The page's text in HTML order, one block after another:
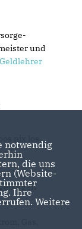
und
Geldlehrer
nix los,
Gas,
notwendig
die uns
(Website-
Ihre
Weitere